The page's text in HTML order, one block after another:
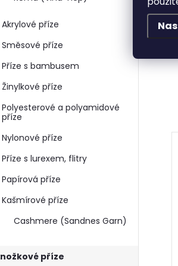
Akrylové příze
Směsové příze
Příze s bambusem
Žinylkové příze
Polyesterové a polyamidové
příze
Nylonové příze
Příze s lurexem, flitry
Papírová příze
Kašmírové příze
Cashmere (Sandnes Garn)
příze